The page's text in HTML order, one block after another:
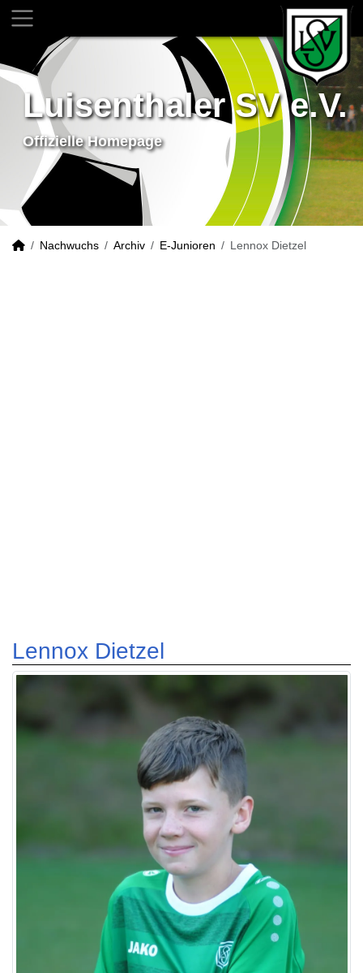
Luisenthaler SV e.V.
Offizielle Homepage
Nachwuchs Archiv E-Junioren Lennox Dietzel
Lennox Dietzel